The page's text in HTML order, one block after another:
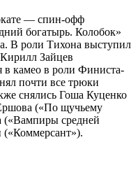
— спин-офф
богатырь. Колобок»
В роли Тихона выступил
Зайцев
в камео в роли Финиста-
почти все трюки
снялись Гоша Куценко
(«По щучьему
(«Вампиры средней